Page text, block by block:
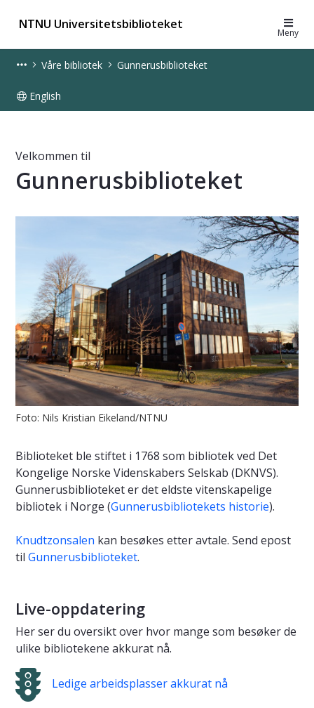
NTNU Universitetsbiblioteket
Meny
Våre bibliotek Gunnerusbiblioteket
English
Velkommen til
Gunnerusbiblioteket
Foto: Nils Kristian Eikeland/NTNU
Biblioteket ble stiftet i 1768 som bibliotek ved Det
Kongelige Norske Videnskabers Selskab (DKNVS).
Gunnerusbiblioteket er det eldste vitenskapelige
bibliotek i Norge (Gunnerusbibliotekets historie).
Knudtzonsalen kan besøkes etter avtale. Send epost
til Gunnerusbiblioteket.
Live-oppdatering
Her ser du oversikt over hvor mange som besøker de
ulike bibliotekene akkurat nå.
Ledige arbeidsplasser akkurat nå